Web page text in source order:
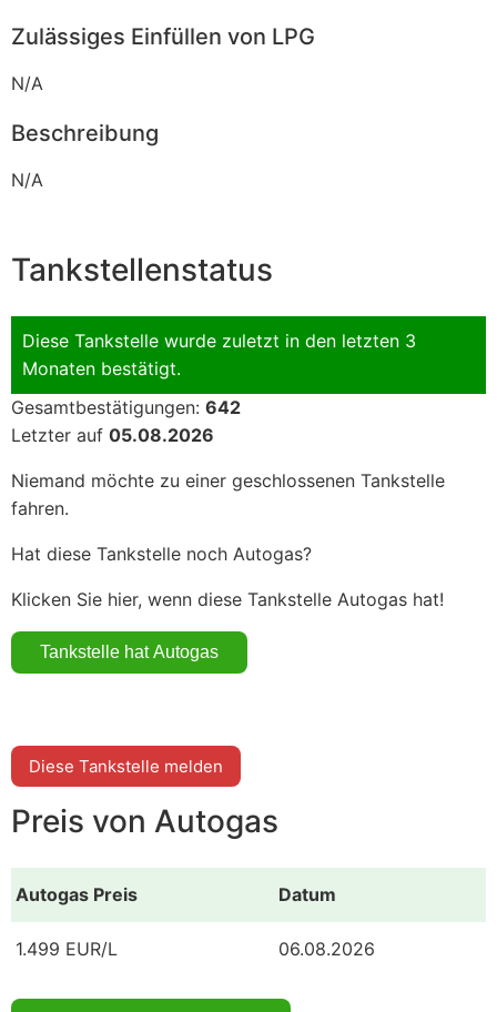
Zulässiges Einfüllen von LPG
N/A
Beschreibung
N/A
Tankstellenstatus
Diese Tankstelle wurde zuletzt in den letzten 3
Monaten bestätigt.
Gesamtbestätigungen: 642
Letzter auf 05.08.2026
Niemand möchte zu einer geschlossenen Tankstelle
fahren.
Hat diese Tankstelle noch Autogas?
Klicken Sie hier, wenn diese Tankstelle Autogas hat!
Diese Tankstelle melden
Preis von Autogas
Autogas Preis Datum
1.499 EUR/L 06.08.2026